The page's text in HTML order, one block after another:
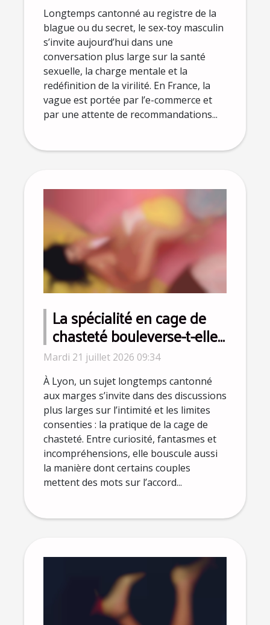
Longtemps cantonné au registre de la
blague ou du secret, le sex-toy masculin
s’invite aujourd’hui dans une
conversation plus large sur la santé
sexuelle, la charge mentale et la
redéfinition de la virilité. En France, la
vague est portée par l’e-commerce et
par une attente de recommandations...
La spécialité en cage de
chasteté bouleverse-t-elle
la perception du
consentement à Lyon ?
Mardi 21 juillet 2026 09:34
À Lyon, un sujet longtemps cantonné
aux marges s’invite dans des discussions
plus larges sur l’intimité et les limites
consenties : la pratique de la cage de
chasteté. Entre curiosité, fantasmes et
incompréhensions, elle bouscule aussi
la manière dont certains couples
mettent des mots sur l’accord...